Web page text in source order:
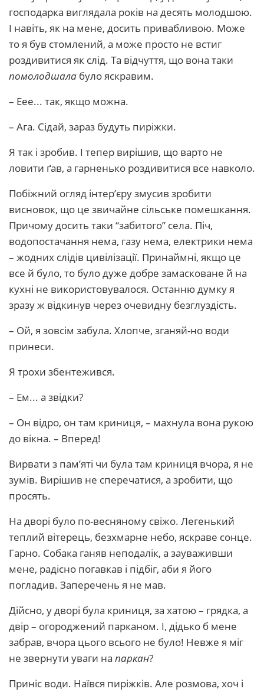
господарка виглядала років на десять молодшою.
І навіть, як на мене, досить привабливою. Може
то я був стомлений, а може просто не встиг
роздивитися як слід. Та відчуття, що вона таки
помолодшала було яскравим.
– Еее... так, якщо можна.
– Ага. Сідай, зараз будуть пиріжки.
Я так і зробив. І тепер вирішив, що варто не
ловити ґав, а гарненько роздивитися все навколо.
Побіжний огляд інтер’єру змусив зробити
висновок, що це звичайне сільське помешкання.
Причому досить таки “забитого” села. Піч,
водопостачання нема, газу нема, електрики нема
– жодних слідів цивілізації. Принаймні, якщо це
все й було, то було дуже добре замасковане й на
кухні не використовувалося. Останню думку я
зразу ж відкинув через очевидну безглуздість.
– Ой, я зовсім забула. Хлопче, зганяй-но води
принеси.
Я трохи збентежився.
– Ем... а звідки?
– Он відро, он там криниця, – махнула вона рукою
до вікна. – Вперед!
Вирвати з пам’яті чи була там криниця вчора, я не
зумів. Вирішив не сперечатися, а зробити, що
просять.
На дворі було по-весняному свіжо. Легенький
теплий вітерець, безхмарне небо, яскраве сонце.
Гарно. Собака ганяв неподалік, а зауваживши
мене, радісно погавкав і підбіг, аби я його
погладив. Заперечень я не мав.
Дійсно, у дворі була криниця, за хатою – грядка, а
двір – огороджений парканом. І, дідько б мене
забрав, вчора цього всього не було! Невже я міг
не звернути уваги на паркан?
Приніс води. Наївся пиріжків. Але розмова, хоч і